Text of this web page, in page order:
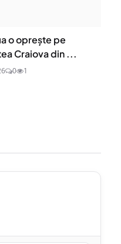
o oprește pe
Craiova din ...
0 1